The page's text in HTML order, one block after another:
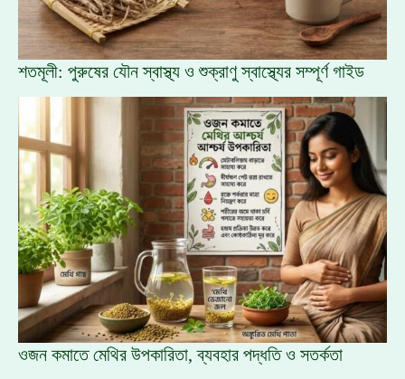
শতমূলী: পুরুষের যৌন স্বাস্থ্য ও শুক্রাণু স্বাস্থ্যের সম্পূর্ণ গাইড
ওজন কমাতে মেথির উপকারিতা, ব্যবহার পদ্ধতি ও সতর্কতা